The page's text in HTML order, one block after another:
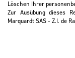
Löschen Ihrer
Zur Ausübung dieses
Marquardt SAS - Z.I. de